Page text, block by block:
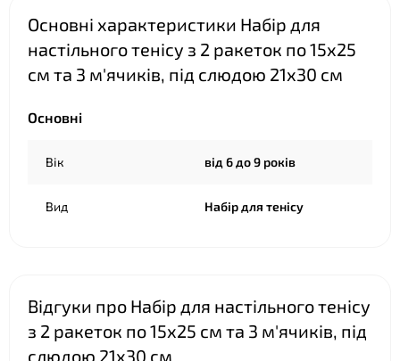
Основні характеристики Набір для
настільного тенісу з 2 ракеток по 15х25
см та 3 м'ячиків, під слюдою 21х30 см
Основні
Вік від 6 до 9 років
Вид Набір для тенісу
Відгуки про Набір для настільного тенісу
з 2 ракеток по 15х25 см та 3 м'ячиків, під
слюдою 21х30 см